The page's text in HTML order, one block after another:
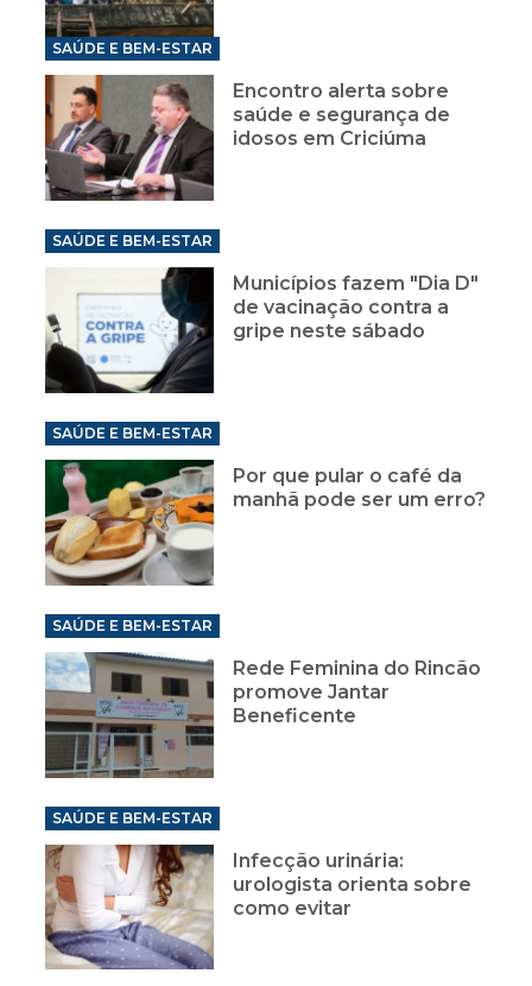
SAÚDE E BEM-ESTAR
Encontro alerta sobre
saúde e segurança de
idosos em Criciúma
SAÚDE E BEM-ESTAR
Municípios fazem "Dia D"
de vacinação contra a
gripe neste sábado
SAÚDE E BEM-ESTAR
Por que pular o café da
manhã pode ser um erro?
SAÚDE E BEM-ESTAR
Rede Feminina do Rincão
promove Jantar
Beneficente
SAÚDE E BEM-ESTAR
Infecção urinária:
urologista orienta sobre
como evitar